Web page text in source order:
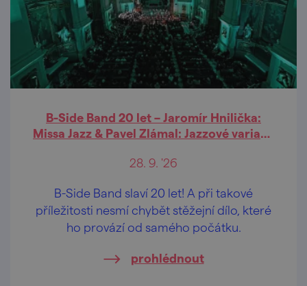
B-Side Band 20 let – Jaromír Hnilička:
Missa Jazz & Pavel Zlámal: Jazzové variace
28. 9. '26
B-Side Band slaví 20 let! A při takové
příležitosti nesmí chybět stěžejní dílo, které
ho provází od samého počátku.
prohlédnout